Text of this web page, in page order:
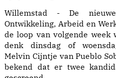
Willemstad - De
Ontwikkeling, Arbeid en
de loop van volgende week
denk dinsdag of
Melvin Cijntje van Pueblo
bekend dat er twee